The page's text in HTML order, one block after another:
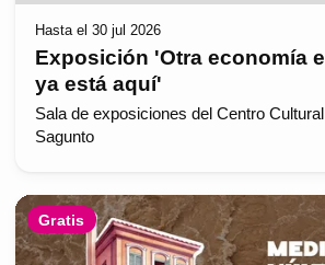
Hasta el 30 jul 2026
Exposición 'Otra economía
ya está aquí'
Sala de exposiciones del Centro Cultural
Sagunto
Gratis